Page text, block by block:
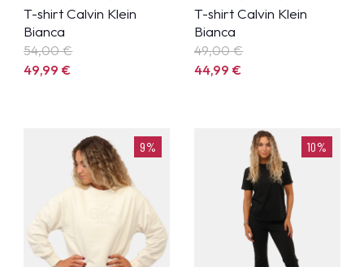
T-shirt Calvin Klein
Bianca
54,00 €
49,99€
T-shirt Calvin Klein
Bianca
49,00 €
44,99€
9% 10%